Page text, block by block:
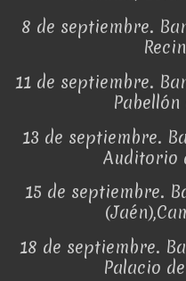
8 de septiembre.
11 de septiembre.
13 de septiembre.
Auditorio
15 de septiembre.
18 de septiembre.
Palacio